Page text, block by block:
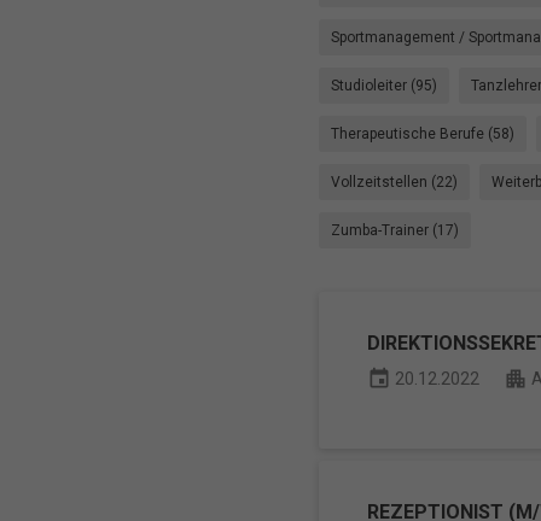
Sportmanagement /
Studioleiter (95)
Therapeutische Berufe (58)
Vollzeitstellen (22)
Zumba-Trainer (17)
event 20.12.2022 apartment
REZEPTIONIST